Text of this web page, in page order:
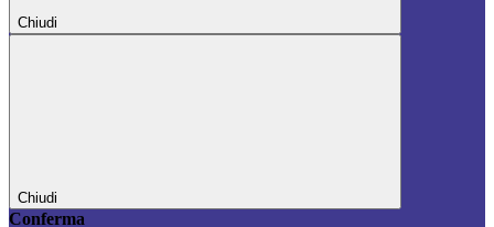
Chiudi
Chiudi
Conferma